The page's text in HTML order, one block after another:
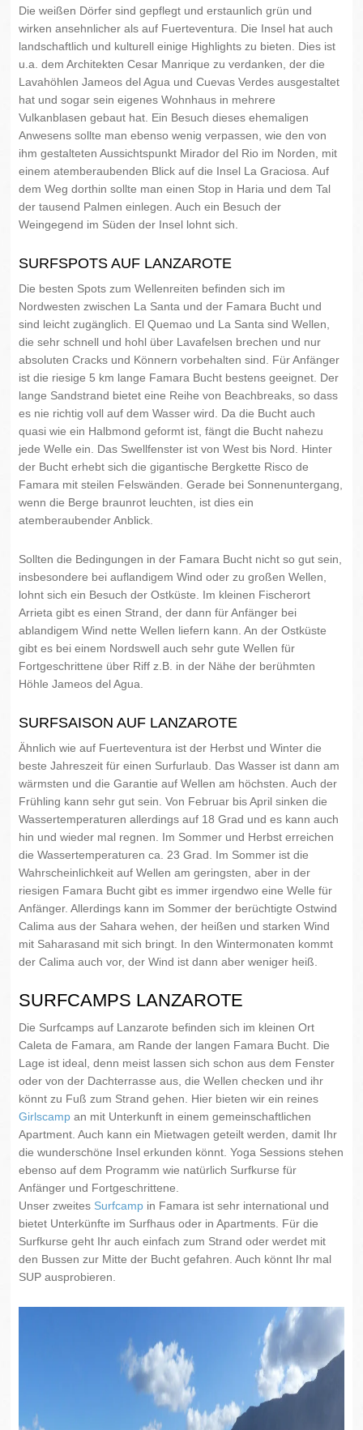
Die weißen Dörfer sind gepflegt und erstaunlich grün und
wirken ansehnlicher als auf Fuerteventura. Die Insel hat auch
landschaftlich und kulturell einige Highlights zu bieten. Dies ist
u.a. dem Architekten Cesar Manrique zu verdanken, der die
Lavahöhlen Jameos del Agua und Cuevas Verdes ausgestaltet
hat und sogar sein eigenes Wohnhaus in mehrere
Vulkanblasen gebaut hat. Ein Besuch dieses ehemaligen
Anwesens sollte man ebenso wenig verpassen, wie den von
ihm gestalteten Aussichtspunkt Mirador del Rio im Norden, mit
einem atemberaubenden Blick auf die Insel La Graciosa. Auf
dem Weg dorthin sollte man einen Stop in Haria und dem Tal
der tausend Palmen einlegen. Auch ein Besuch der
Weingegend im Süden der Insel lohnt sich.
SURFSPOTS AUF LANZAROTE
Die besten Spots zum Wellenreiten befinden sich im
Nordwesten zwischen La Santa und der Famara Bucht und
sind leicht zugänglich. El Quemao und La Santa sind Wellen,
die sehr schnell und hohl über Lavafelsen brechen und nur
absoluten Cracks und Könnern vorbehalten sind. Für Anfänger
ist die riesige 5 km lange Famara Bucht bestens geeignet. Der
lange Sandstrand bietet eine Reihe von Beachbreaks, so dass
es nie richtig voll auf dem Wasser wird. Da die Bucht auch
quasi wie ein Halbmond geformt ist, fängt die Bucht nahezu
jede Welle ein. Das Swellfenster ist von West bis Nord. Hinter
der Bucht erhebt sich die gigantische Bergkette Risco de
Famara mit steilen Felswänden. Gerade bei Sonnenuntergang,
wenn die Berge braunrot leuchten, ist dies ein
atemberaubender Anblick.
Sollten die Bedingungen in der Famara Bucht nicht so gut sein,
insbesondere bei auflandigem Wind oder zu großen Wellen,
lohnt sich ein Besuch der Ostküste. Im kleinen Fischerort
Arrieta gibt es einen Strand, der dann für Anfänger bei
ablandigem Wind nette Wellen liefern kann. An der Ostküste
gibt es bei einem Nordswell auch sehr gute Wellen für
Fortgeschrittene über Riff z.B. in der Nähe der berühmten
Höhle Jameos del Agua.
SURFSAISON AUF LANZAROTE
Ähnlich wie auf Fuerteventura ist der Herbst und Winter die
beste Jahreszeit für einen Surfurlaub. Das Wasser ist dann am
wärmsten und die Garantie auf Wellen am höchsten. Auch der
Frühling kann sehr gut sein. Von Februar bis April sinken die
Wassertemperaturen allerdings auf 18 Grad und es kann auch
hin und wieder mal regnen. Im Sommer und Herbst erreichen
die Wassertemperaturen ca. 23 Grad. Im Sommer ist die
Wahrscheinlichkeit auf Wellen am geringsten, aber in der
riesigen Famara Bucht gibt es immer irgendwo eine Welle für
Anfänger. Allerdings kann im Sommer der berüchtigte Ostwind
Calima aus der Sahara wehen, der heißen und starken Wind
mit Saharasand mit sich bringt. In den Wintermonaten kommt
der Calima auch vor, der Wind ist dann aber weniger heiß.
SURFCAMPS LANZAROTE
Die Surfcamps auf Lanzarote befinden sich im kleinen Ort
Caleta de Famara, am Rande der langen Famara Bucht. Die
Lage ist ideal, denn meist lassen sich schon aus dem Fenster
oder von der Dachterrasse aus, die Wellen checken und ihr
könnt zu Fuß zum Strand gehen. Hier bieten wir ein reines
Girlscamp an mit Unterkunft in einem gemeinschaftlichen
Apartment. Auch kann ein Mietwagen geteilt werden, damit Ihr
die wunderschöne Insel erkunden könnt. Yoga Sessions stehen
ebenso auf dem Programm wie natürlich Surfkurse für
Anfänger und Fortgeschrittene.
Unser zweites Surfcamp in Famara ist sehr international und
bietet Unterkünfte im Surfhaus oder in Apartments. Für die
Surfkurse geht Ihr auch einfach zum Strand oder werdet mit
den Bussen zur Mitte der Bucht gefahren. Auch könnt Ihr mal
SUP ausprobieren.